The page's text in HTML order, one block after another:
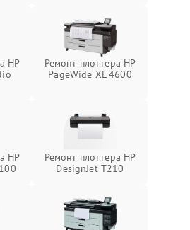
HP
Ремонт плоттера HP
PageWide XL 4600
HP
Ремонт плоттера HP
DesignJet T210